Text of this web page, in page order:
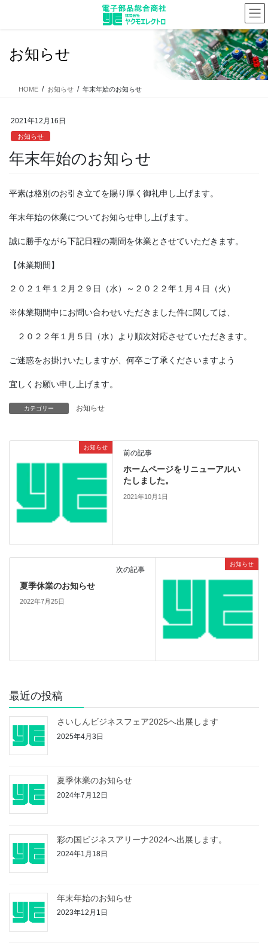
お知らせ
HOME お知らせ 年末年始のお知らせ
2021年12月16日
お知らせ
年末年始のお知らせ
平素は格別のお引き立てを賜り厚く御礼申し上げます。
年末年始の休業についてお知らせ申し上げます。
誠に勝手ながら下記日程の期間を休業とさせていただきます。
【休業期間】
２０２１年１２月２９日（水）～２０２２年１月４日（火）
※休業期間中にお問い合わせいただきました件に関しては、
２０２２年１月５日（水）より順次対応させていただきます。
ご迷惑をお掛けいたしますが、何卒ご了承くださいますよう
宜しくお願い申し上げます。
カテゴリー お知らせ
お知らせ
前の記事
ホームページをリニューアルい
たしました。
2021年10月1日
お知らせ
次の記事
夏季休業のお知らせ
2022年7月25日
最近の投稿
さいしんビジネスフェア2025へ出展します
2025年4月3日
夏季休業のお知らせ
2024年7月12日
彩の国ビジネスアリーナ2024へ出展します。
2024年1月18日
年末年始のお知らせ
2023年12月1日